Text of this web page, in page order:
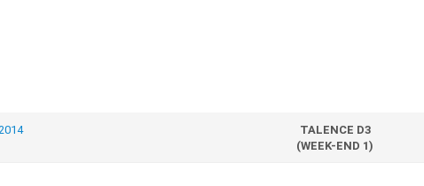
TALENCE D3
(WEEK-END 1)